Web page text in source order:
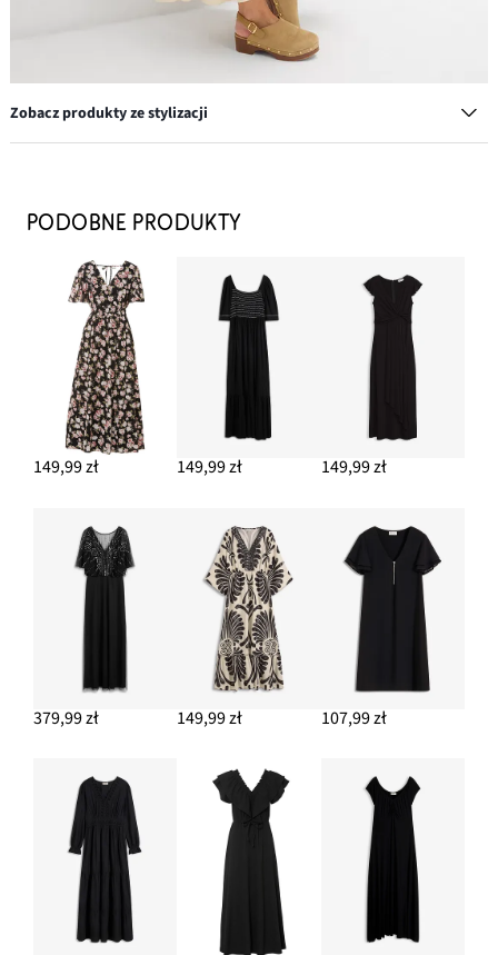
Zobacz produkty ze stylizacji
54,99 zł
Łańcuszek
Przeceniono47,99 zł
DODAJ DO KOSZYKA
149,99 zł
DODAJ DO KOSZYKA
PODOBNE PRODUKTY
149,99 zł 149,99 zł 149,99 zł
379,99 zł 149,99 zł 107,99 zł